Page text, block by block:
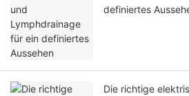
definiertes
Die richtige